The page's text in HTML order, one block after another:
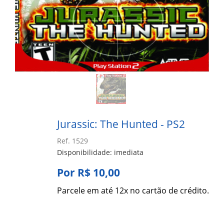
Jurassic: The Hunted - PS2
Ref. 1529
Disponibilidade: imediata
Por R$ 10,00
Parcele em até 12x no cartão de crédito.